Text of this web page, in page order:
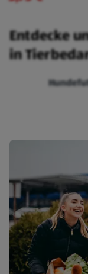
Entdecke
in